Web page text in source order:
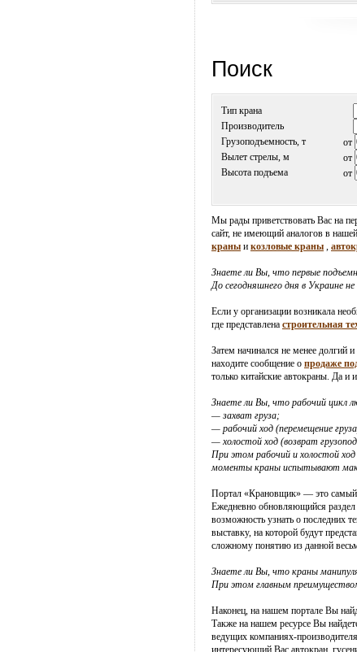
Поиск
Тип крана
Производитель
Грузоподъемность, т
от
Вылет стрелы, м
от
Высота подъема
от
Мы рады приветствовать Вас на
сайт, не имеющий аналогов в
краны и козловые краны ,
Знаете ли Вы, что первые
До сегодняшнего дня в Украине
Если у организации возникала
где представлена строительная
Затем начинался не менее
находите сообщение о продаже
только китайские автокраны. Да и
Знаете ли Вы, что рабочий цикл
— захват груза;
— рабочий ход (перемещение
— холостой ход (возврат
При этом рабочий и холостой
моменты краны испытывают
Портал «Крановщик» — это
Ежедневно обновляющийся раздел
возможность узнать о последних
выставку, на которой будут
сложному понятию из данной
Знаете ли Вы, что краны
При этом главным преимуществом
Наконец, на нашем портале Вы
Также на нашем ресурсе Вы
ведущих компаниях-
интересующий Вас автокран,